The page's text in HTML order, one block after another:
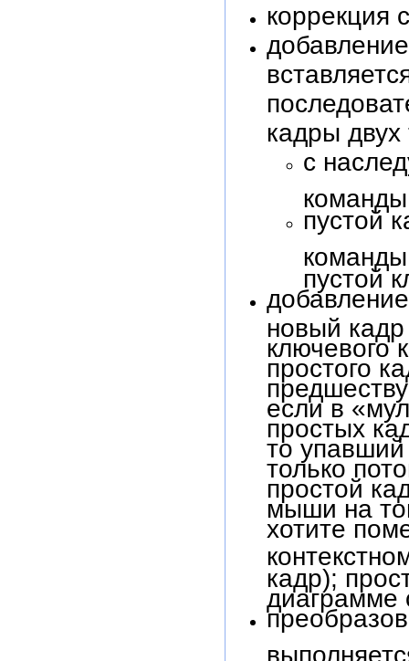
коррекция
кадры двух
с
пустой
пустой
новый
ключевого
простого
если в
простых
то
только
простой
мыши на
хотите
кадр);
диаграмме